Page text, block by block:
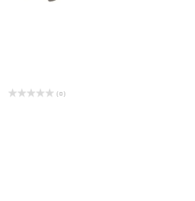
( 0 )